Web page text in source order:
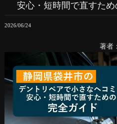
安心・短時間で直すた
2026/06/24
著者